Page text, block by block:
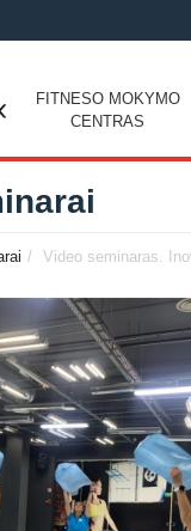
FITNESO MOKYMO
CENTRAS
Video seminaras.